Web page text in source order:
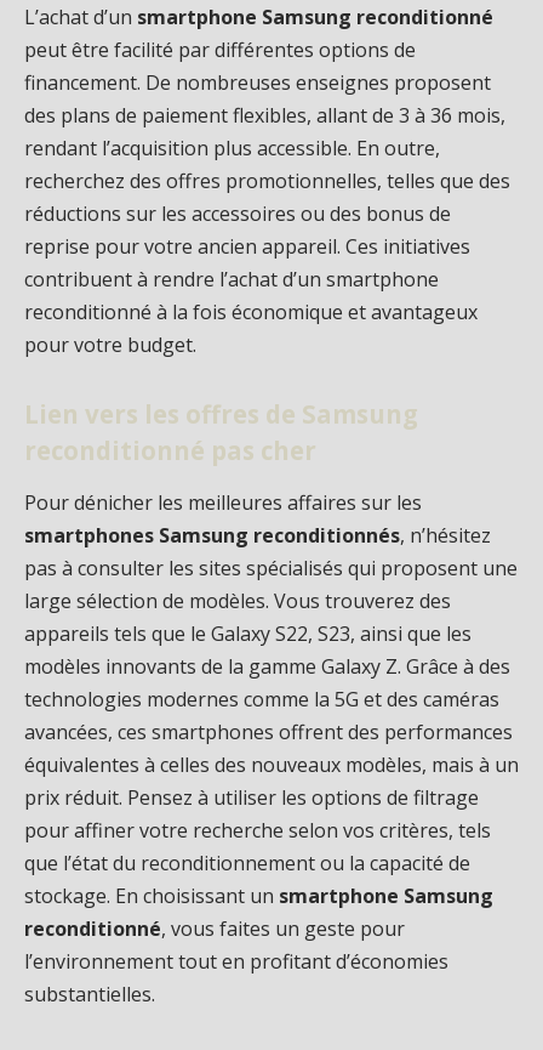
L’achat d’un smartphone Samsung reconditionné
peut être facilité par différentes options de
financement. De nombreuses enseignes proposent
des plans de paiement flexibles, allant de 3 à 36 mois,
rendant l’acquisition plus accessible. En outre,
recherchez des offres promotionnelles, telles que des
réductions sur les accessoires ou des bonus de
reprise pour votre ancien appareil. Ces initiatives
contribuent à rendre l’achat d’un smartphone
reconditionné à la fois économique et avantageux
pour votre budget.
Lien vers les offres de Samsung
reconditionné pas cher
Pour dénicher les meilleures affaires sur les
smartphones Samsung reconditionnés, n’hésitez
pas à consulter les sites spécialisés qui proposent une
large sélection de modèles. Vous trouverez des
appareils tels que le Galaxy S22, S23, ainsi que les
modèles innovants de la gamme Galaxy Z. Grâce à des
technologies modernes comme la 5G et des caméras
avancées, ces smartphones offrent des performances
équivalentes à celles des nouveaux modèles, mais à un
prix réduit. Pensez à utiliser les options de filtrage
pour affiner votre recherche selon vos critères, tels
que l’état du reconditionnement ou la capacité de
stockage. En choisissant un smartphone Samsung
reconditionné, vous faites un geste pour
l’environnement tout en profitant d’économies
substantielles.